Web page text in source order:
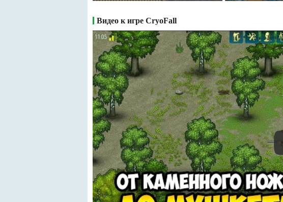
Видео к игре CryoFall